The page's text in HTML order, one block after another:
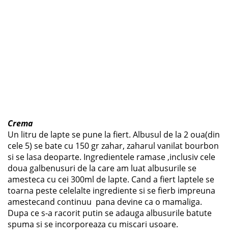
Crema
Un litru de lapte se pune la fiert. Albusul de la 2 oua(din
cele 5) se bate cu 150 gr zahar, zaharul vanilat bourbon
si se lasa deoparte. Ingredientele ramase ,inclusiv cele
doua galbenusuri de la care am luat albusurile se
amesteca cu cei 300ml de lapte. Cand a fiert laptele se
toarna peste celelalte ingrediente si se fierb impreuna
amestecand continuu pana devine ca o mamaliga.
Dupa ce s-a racorit putin se adauga albusurile batute
spuma si se incorporeaza cu miscari usoare.